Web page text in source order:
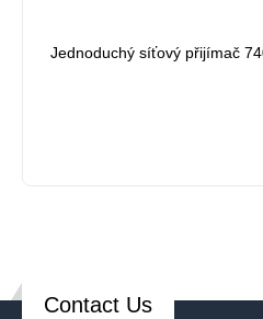
Jednoduchý síťový přijímač
Contact Us